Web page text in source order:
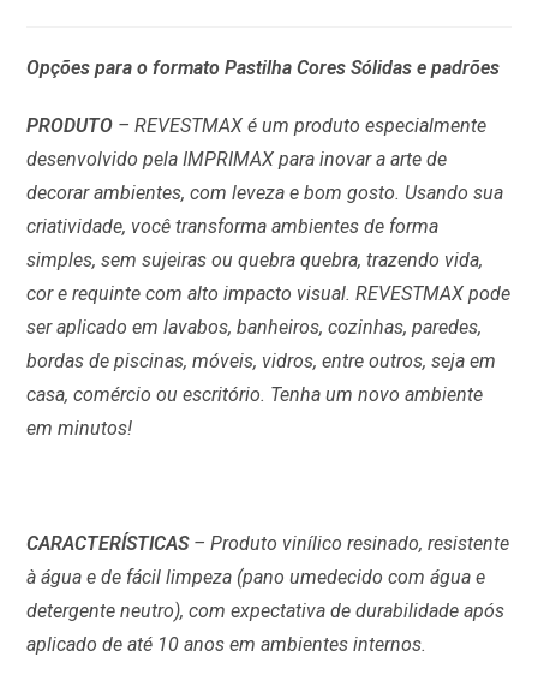
Opções para o formato Pastilha Cores Sólidas e padrões
PRODUTO – REVESTMAX é um produto especialmente
desenvolvido pela IMPRIMAX para inovar a arte de
decorar ambientes, com leveza e bom gosto. Usando sua
criatividade, você transforma ambientes de forma
simples, sem sujeiras ou quebra quebra, trazendo vida,
cor e requinte com alto impacto visual. REVESTMAX pode
ser aplicado em lavabos, banheiros, cozinhas, paredes,
bordas de piscinas, móveis, vidros, entre outros, seja em
casa, comércio ou escritório. Tenha um novo ambiente
em minutos!
CARACTERÍSTICAS– Produto vinílico resinado, resistente
à água e de fácil limpeza (pano umedecido com água e
detergente neutro), com expectativa de durabilidade após
aplicado de até 10 anos em ambientes internos.